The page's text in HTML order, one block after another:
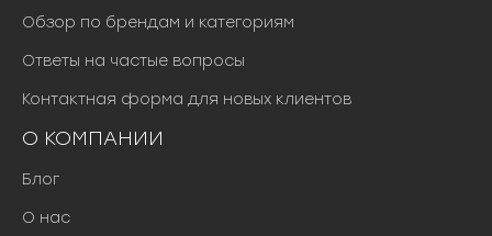
Обзор по брендам и категориям
Ответы на частые вопросы
Контактная форма для новых клиентов
О КОМПАНИИ
Блог
О нас